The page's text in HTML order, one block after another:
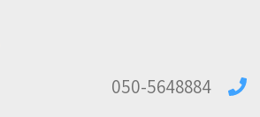
050-5648884